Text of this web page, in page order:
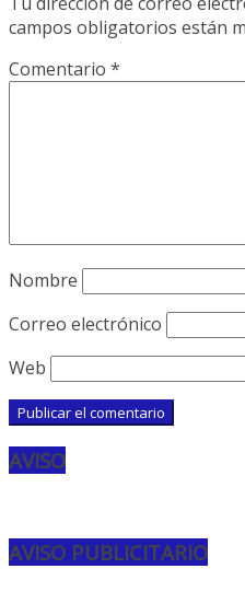
campos obligatorios están
Comentario *
Nombre
Correo electrónico
Web
AVISO
AVISO PUBLICITARIO